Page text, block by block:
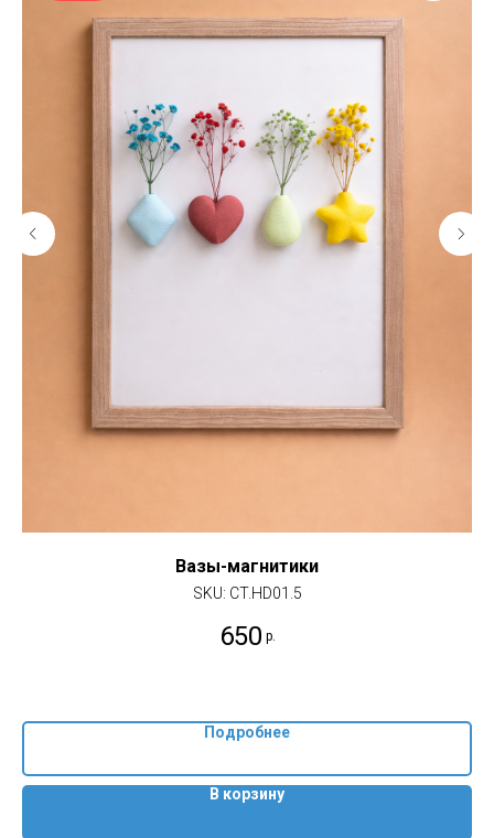
Вазы-магнитики
SKU: CT.HD01.5
650 р.
Подробнее
В корзину